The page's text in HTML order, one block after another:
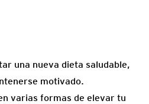
una nueva dieta saludable,
motivado.
varias formas de elevar tu